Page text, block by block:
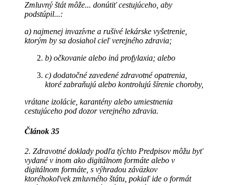
Zmluvný štát môže... donútiť cestujúceho, aby
podstúpil...:
a) najmenej invazívne a rušivé lekárske vyšetrenie,
ktorým by sa dosiahol cieľ verejného zdravia;
b) očkovanie alebo iná profylaxia; alebo
c) dodatočné zavedené zdravotné opatrenia,
ktoré zabraňujú alebo kontrolujú šírenie choroby,
vrátane izolácie, karantény alebo umiestnenia
cestujúceho pod dozor verejného zdravia.
Článok 35
2. Zdravotné doklady podľa týchto Predpisov môžu byť
vydané v inom ako digitálnom formáte alebo v
digitálnom formáte, s výhradou záväzkov
ktoréhokoľvek zmluvného štátu, pokiaľ ide o formát